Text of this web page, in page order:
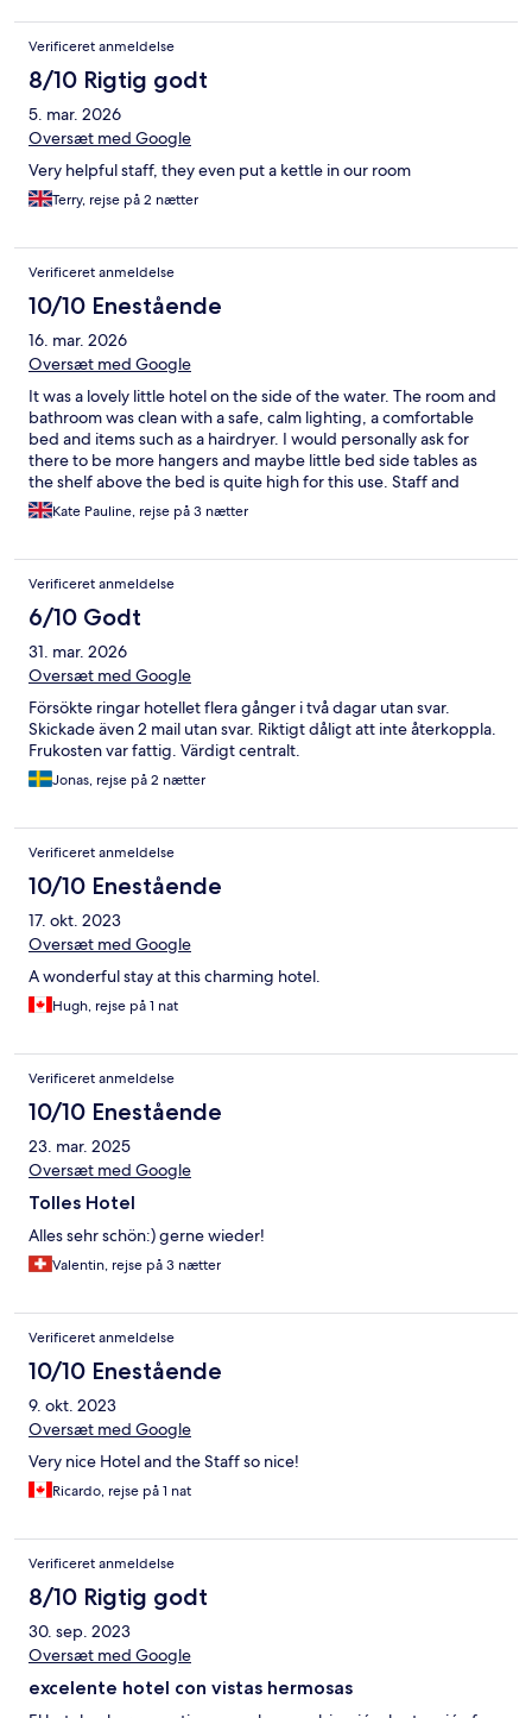
Verificeret anmeldelse
8/10 Rigtig godt
5. mar. 2026
Oversæt med Google
Very helpful staff, they even put a kettle in our room
Terry, rejse på 2 nætter
Verificeret anmeldelse
10/10 Enestående
16. mar. 2026
Oversæt med Google
It was a lovely little hotel on the side of the water. The room and
bathroom was clean with a safe, calm lighting, a comfortable
bed and items such as a hairdryer. I would personally ask for
there to be more hangers and maybe little bed side tables as
the shelf above the bed is quite high for this use. Staff and
breakfast was great. We would definitely return.
Kate Pauline, rejse på 3 nætter
Verificeret anmeldelse
6/10 Godt
31. mar. 2026
Oversæt med Google
Försökte ringar hotellet flera gånger i två dagar utan svar.
Skickade även 2 mail utan svar. Riktigt dåligt att inte återkoppla.
Frukosten var fattig. Värdigt centralt.
Jonas, rejse på 2 nætter
Verificeret anmeldelse
10/10 Enestående
17. okt. 2023
Oversæt med Google
A wonderful stay at this charming hotel.
Hugh, rejse på 1 nat
Verificeret anmeldelse
10/10 Enestående
23. mar. 2025
Oversæt med Google
Tolles Hotel
Alles sehr schön:) gerne wieder!
Valentin, rejse på 3 nætter
Verificeret anmeldelse
10/10 Enestående
9. okt. 2023
Oversæt med Google
Very nice Hotel and the Staff so nice!
Ricardo, rejse på 1 nat
Verificeret anmeldelse
8/10 Rigtig godt
30. sep. 2023
Oversæt med Google
excelente hotel con vistas hermosas